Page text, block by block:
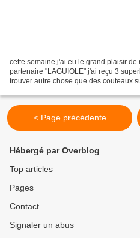
cette semaine,j'ai eu le grand plaisir
partenaire "LAGUIOLE" j'ai reçu 3
trouver autre chose que des couteaux
< Page précédente
Hébergé par Overblog
Top articles
Pages
Contact
Signaler un abus